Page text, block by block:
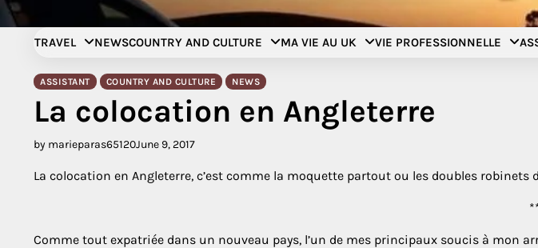
Skip
to
content
Filer à
TRAVEL NEWSCOUNTRY AND CULTURE MA VIE AU UK VIE PROFESSIONNELLE
ASSISTANT COUNTRY AND CULTURE NEWS
La colocation en Angleterre
by marieparas65120June 9, 2017
La colocation en Angleterre, c’est comme la moquette partout ou les doubles
Comme tout expatriée dans un nouveau pays, l’un de mes principaux soucis à mon